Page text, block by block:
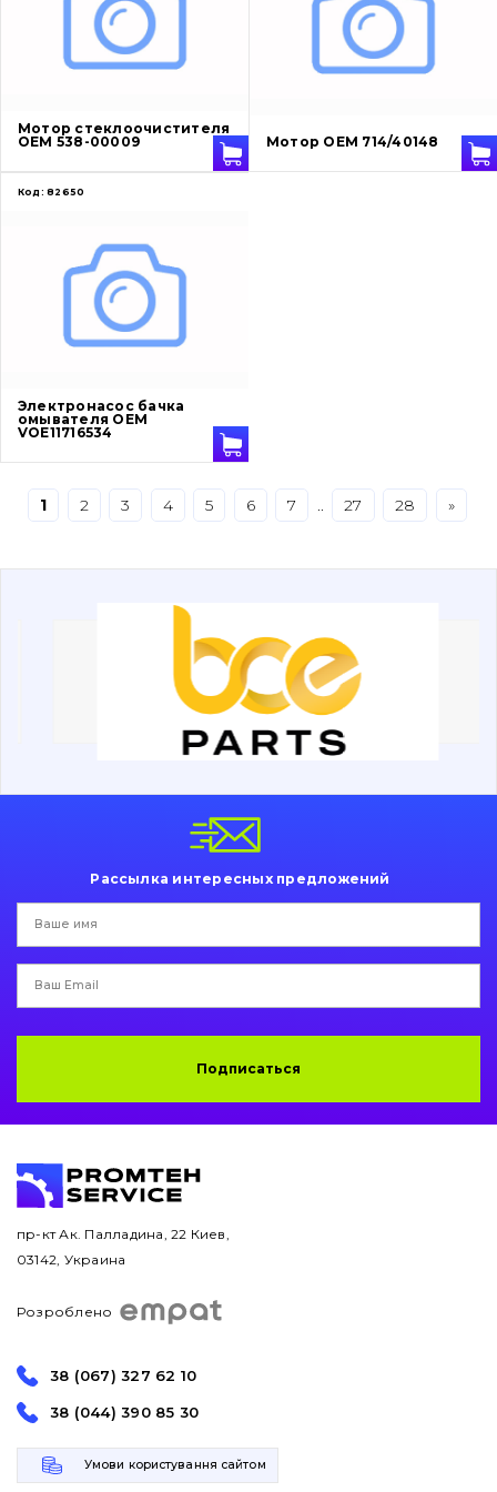
Ножи, режущие кромки
Защита (ковша, адаптера)
Гидравлика
Трансмиссия
Ковши
Буровой инструмент
Дорожная фреза
зателефонувати
Мотор стеклоочистителя
OEM 538-00009
Мотор OEM 714/40148
Код: 82650
Электронасос бачка
омывателя OEM
VOE11716534
1 2 3 4 5 6 7 27 28 »
Рассылка интересных предложений
Подписаться
пр-кт Ак. Палладина, 22 Киев,
03142, Украина
Розроблено
38 (067) 327 62 10
38 (044) 390 85 30
Умови користування сайтом